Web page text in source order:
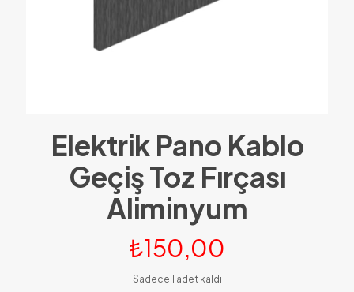
Elektrik Pano Kablo
Geçiş Toz Fırçası
Aliminyum
₺150,00
Sadece 1 adet kaldı